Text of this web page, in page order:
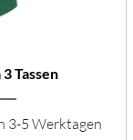
Tassen
3-5 Werktagen